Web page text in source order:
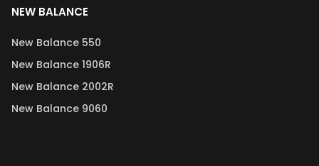
NEW BALANCE
New Balance 550
New Balance 1906R
New Balance 2002R
New Balance 9060